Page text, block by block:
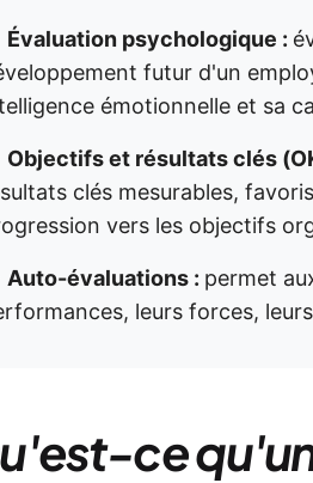
Évaluation psychologique :
futur d'un
émotionnelle et sa
Objectifs et résultats clés
clés mesurables,
vers les objectifs
Auto-évaluations : permet
leurs forces,
ce